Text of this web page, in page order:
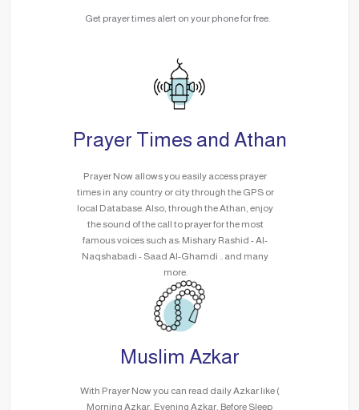
Get prayer times alert on your phone for free.
Prayer Times and Athan
Prayer Now allows you easily access prayer
times in any country or city through the GPS or
local Database. Also, through the Athan, enjoy
the sound of the call to prayer for the most
famous voices such as: Mishary Rashid - Al-
Naqshabadi - Saad Al-Ghamdi .. and many
more.
Muslim Azkar
With Prayer Now you can read daily Azkar like (
Morning Azkar, Evening Azkar, Before Sleep